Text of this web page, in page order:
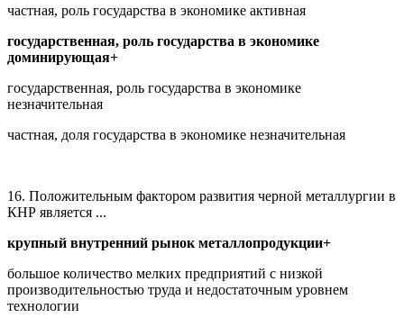
частная, роль государства в экономике активная
государственная, роль государства в экономике
доминирующая+
государственная, роль государства в экономике
незначительная
частная, доля государства в экономике незначительная
16. Положительным фактором развития черной металлургии в
КНР является ...
крупный внутренний рынок металлопродукции+
большое количество мелких предприятий с низкой
производительностью труда и недостаточным уровнем
технологии